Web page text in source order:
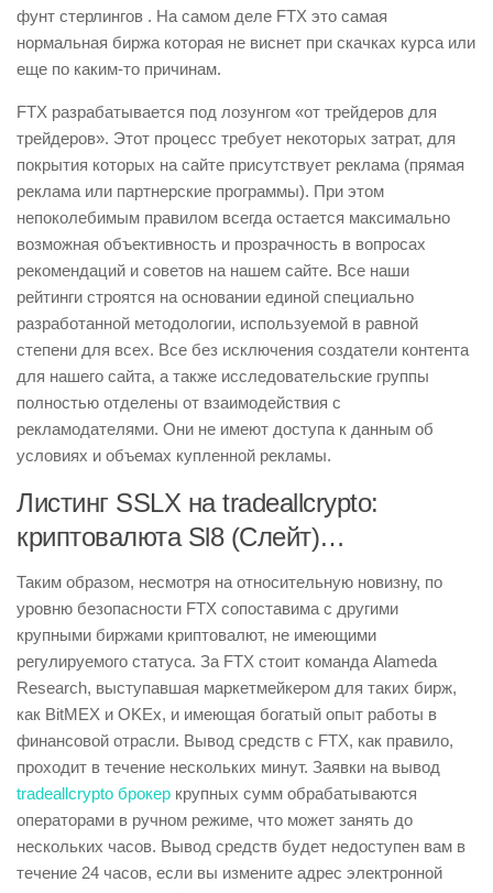
фунт стерлингов . На самом деле FTX это самая
нормальная биржа которая не виснет при скачках курса или
еще по каким-то причинам.
FTX разрабатывается под лозунгом «от трейдеров для
трейдеров». Этот процесс требует некоторых затрат, для
покрытия которых на сайте присутствует реклама (прямая
реклама или партнерские программы). При этом
непоколебимым правилом всегда остается максимально
возможная объективность и прозрачность в вопросах
рекомендаций и советов на нашем сайте. Все наши
рейтинги строятся на основании единой специально
разработанной методологии, используемой в равной
степени для всех. Все без исключения создатели контента
для нашего сайта, а также исследовательские группы
полностью отделены от взаимодействия с
рекламодателями. Они не имеют доступа к данным об
условиях и объемах купленной рекламы.
Листинг SSLX на tradeallcrypto:
криптовалюта Sl8 (Слейт)…
Таким образом, несмотря на относительную новизну, по
уровню безопасности FTX сопоставима с другими
крупными биржами криптовалют, не имеющими
регулируемого статуса. За FTX стоит команда Alameda
Research, выступавшая маркетмейкером для таких бирж,
как BitMEX и OKEx, и имеющая богатый опыт работы в
финансовой отрасли. Вывод средств с FTX, как правило,
проходит в течение нескольких минут. Заявки на вывод
tradeallcrypto брокер крупных сумм обрабатываются
операторами в ручном режиме, что может занять до
нескольких часов. Вывод средств будет недоступен вам в
течение 24 часов, если вы измените адрес электронной